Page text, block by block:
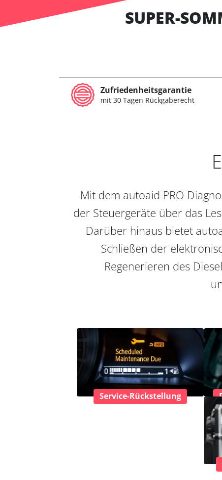
SUPER-
Zufriedenheitsgarantie
mit 30 Tagen Rückgaberecht
Mit dem autoaid PRO
der Steuergeräte über das
Darüber hinaus bietet
Schließen der
Regenerieren des
Service-Rückstellung